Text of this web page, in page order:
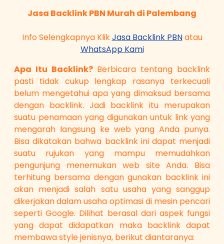
Jasa Backlink PBN Murah di Palembang
Info Selengkapnya KlikJasa Backlink PBNatau
WhatsApp Kami
Apa Itu Backlink? Berbicara tentang backlink
pasti tidak cukup lengkap rasanya terkecuali
belum mengetahui apa yang dimaksud bersama
dengan backlink. Jadi backlink itu merupakan
suatu penamaan yang digunakan untuk link yang
mengarah langsung ke web yang Anda punya.
Bisa dikatakan bahwa backlink ini dapat menjadi
suatu rujukan yang mampu memudahkan
pengunjung menemukan web site Anda. Bisa
terhitung bersama dengan gunakan backlink ini
akan menjadi salah satu usaha yang sanggup
dikerjakan dalam usaha optimasi di mesin pencari
seperti Google. Dilihat berasal dari aspek fungsi
yang dapat didapatkan maka backlink dapat
membawa style jenisnya, berikut diantaranya: